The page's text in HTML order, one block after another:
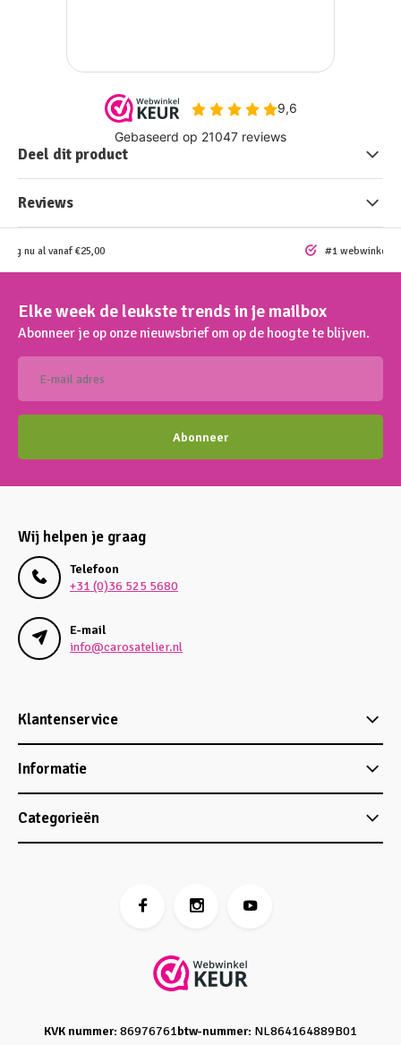
Deel dit product
Reviews
nu al vanaf €25,00 #1 webwinkel
Elke week de leukste trends in je mailbox
Abonneer je op onze nieuwsbrief om op de hoogte te blijven.
Abonneer
Wij helpen je graag
Telefoon
+31 (0)36 525 5680
E-mail
info@carosatelier.nl
Klantenservice
Informatie
Categorieën
KVK nummer: 86976761btw-nummer: NL864164889B01